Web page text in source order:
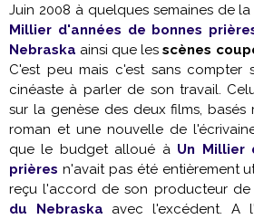
Juin 2008 à quelques semaines de
Millier d'années de bonnes
Nebraska ainsi que lesscènes
C'est peu mais c'est sans compter
cinéaste à parler de son travail.
sur la genèse des deux films, basés
roman et une nouvelle de
que le budget alloué à Un Millier
prières n'avait pas été entièrement
reçu l'accord de son producteur de
du Nebraska avec l'excédent. A